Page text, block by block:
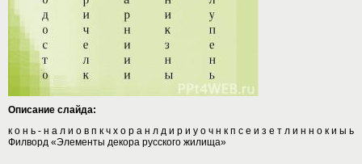
Описание слайда:
к о н ь - н а л и о в п к ч х о р а н л д и р и у о ч н к п с е и з е т л и н н о к и ы ь
Филворд «Элементы декора русского жилища»